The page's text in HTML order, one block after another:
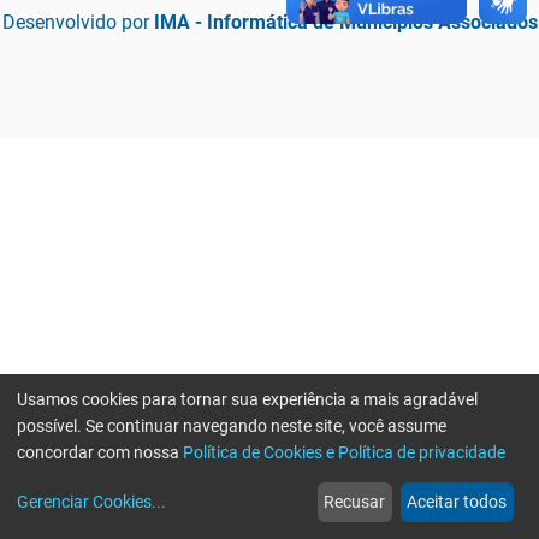
Desenvolvido por IMA - Informática de Municípios Associados
web
Notícias
more_horiz
Mais
Usamos cookies para tornar sua experiência a mais agradável
possível. Se continuar navegando neste site, você assume
concordar com nossa Política de Cookies e Política de privacidade
Gerenciar Cookies... Recusar Aceitar todos
Erro ao enviar informações, por favor tente novamente